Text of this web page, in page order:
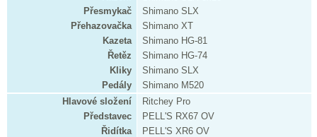
Přesmykač
Shimano SLX
Přehazovačka
Shimano XT
Kazeta
Shimano HG-81
Řetěz
Shimano HG-74
Kliky
Shimano SLX
Pedály
Shimano M520
Hlavové složení
Ritchey Pro
Představec
PELL'S RX67 OV
Řidítka
PELL'S XR6 OV